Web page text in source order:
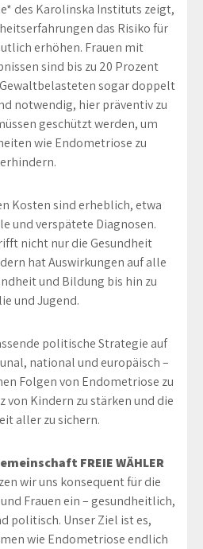
des Karolinska Instituts zeigt,
das Risiko für
erhöhen. Frauen mit
sind bis zu 20 Prozent
sogar doppelt
notwendig, hier präventiv zu
geschützt werden, um
wie Endometriose zu
Kosten sind erheblich, etwa
und verspätete Diagnosen.
nicht nur die Gesundheit
hat Auswirkungen auf alle
und Bildung bis hin zu
und Jugend.
politische Strategie auf
national und europäisch –
Folgen von Endometriose zu
von Kindern zu stärken und die
aller zu sichern.
FREIE WÄHLER
wir uns konsequent für die
Frauen ein – gesundheitlich,
politisch. Unser Ziel ist es,
wie Endometriose endlich